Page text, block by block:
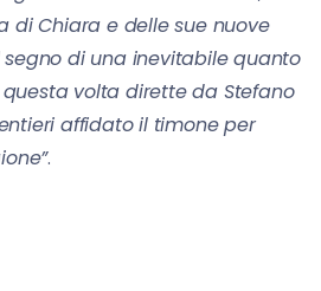
di Chiara e delle sue nuove
di una inevitabile quanto
volta dirette da Stefano
affidato il timone per
.